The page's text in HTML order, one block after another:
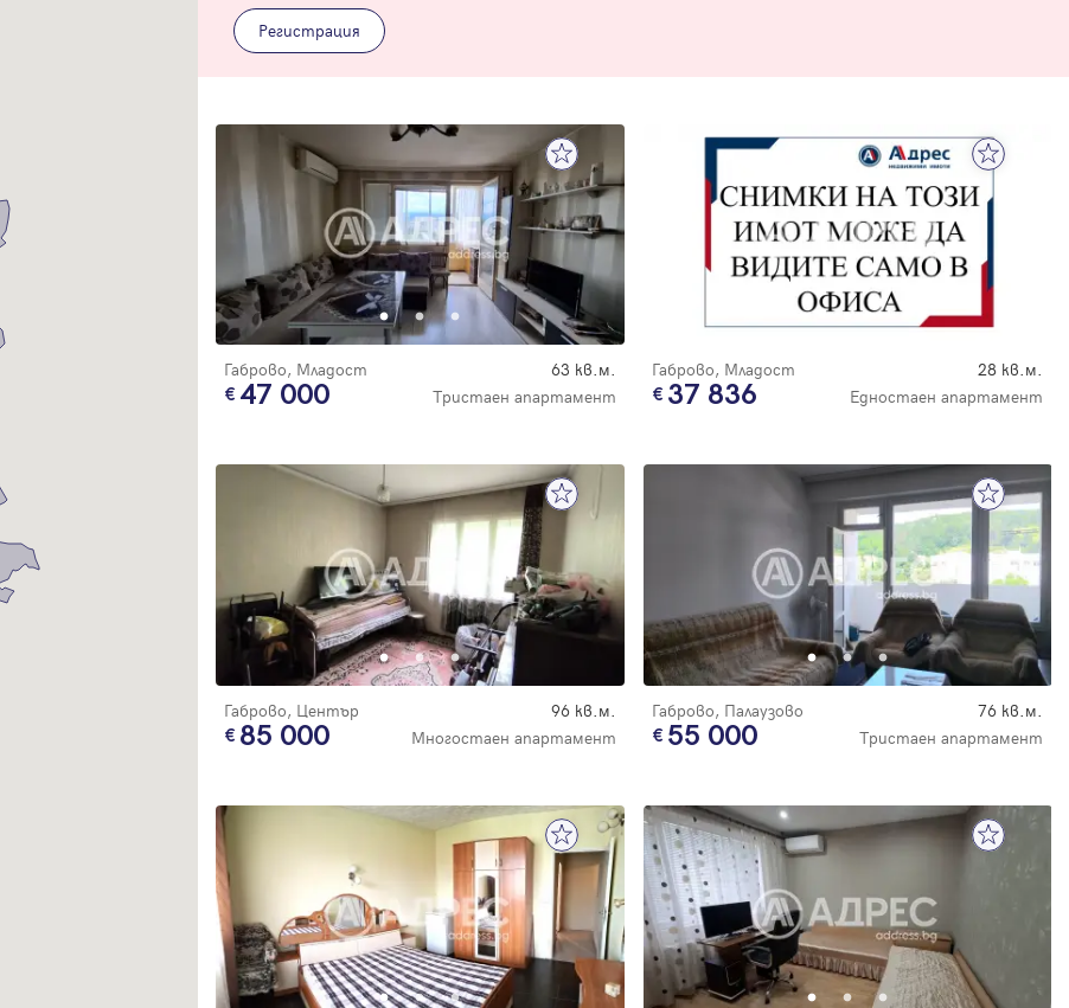
Регистрация
Габрово, Младост 63 кв.м.
47 000 Тристаен апартамент
Габрово, Младост 28 кв.м.
37 836 Едностаен апартамент
Габрово, Център 96 кв.м.
85 000 Многостаен апартамент
Габрово, Палаузово 76 кв.м.
55 000 Тристаен апартамент
Успех!
Благодарим ви! Проверете имейл адрес си, за да активирате
Успех!
Благодарим ви! Очаквайте скоро да се свържем с вас!
Продължи с Google
или влезте с имейл
Парола
Регистрация